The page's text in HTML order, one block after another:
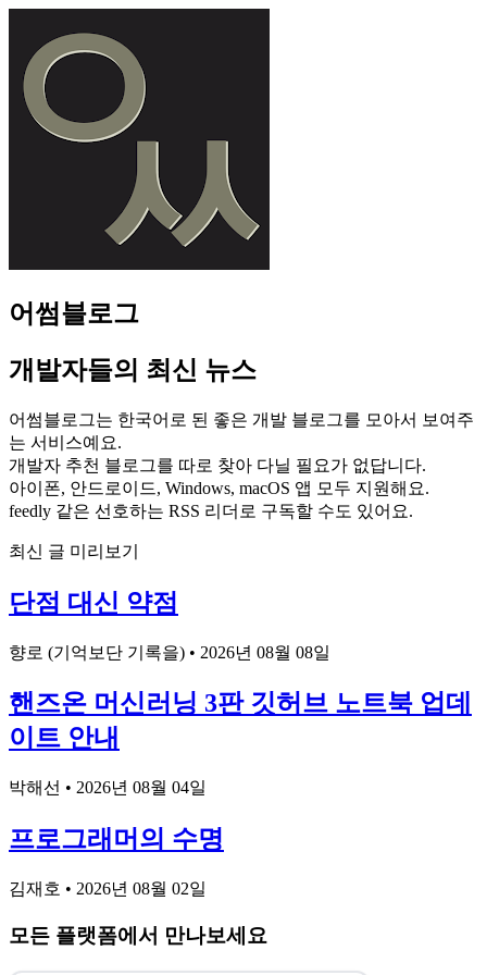
어썸블로그
개발자들의 최신 뉴스
어썸블로그는 한국어로 된 좋은 개발 블로그를 모아서 보여주
는 서비스예요.
개발자 추천 블로그를 따로 찾아 다닐 필요가 없답니다.
아이폰, 안드로이드, Windows, macOS 앱 모두 지원해요.
feedly 같은 선호하는 RSS 리더로 구독할 수도 있어요.
최신 글 미리보기
단점 대신 약점
향로 (기억보단 기록을) • 2026년 08월 08일
핸즈온 머신러닝 3판 깃허브 노트북 업데
이트 안내
박해선 • 2026년 08월 04일
프로그래머의 수명
김재호 • 2026년 08월 02일
모든 플랫폼에서 만나보세요